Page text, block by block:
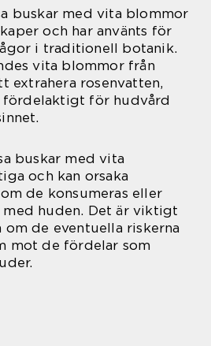
buskar med vita blommor
och har använts för
i traditionell botanik.
vita blommor från
extrahera rosenvatten,
fördelaktigt för hudvård
buskar med vita
och kan orsaka
de konsumeras eller
huden. Det är viktigt
de eventuella riskerna
mot de fördelar som